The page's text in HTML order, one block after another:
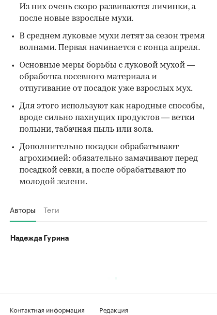
Из них очень скоро развиваются личинки, а
после новые взрослые мухи.
В среднем луковые мухи летят за сезон тремя
волнами. Первая начинается с конца апреля.
Основные меры борьбы с луковой мухой —
обработка посевного материала и
отпугивание от посадок уже взрослых мух.
Для этого используют как народные способы,
вроде сильно пахнущих продуктов — ветки
полыни, табачная пыль или зола.
Дополнительно посадки обрабатывают
агрохимией: обязательно замачивают перед
посадкой севки, а после обрабатывают по
молодой зелени.
Авторы Теги
Надежда Гурина
Контактная информация
Редакция